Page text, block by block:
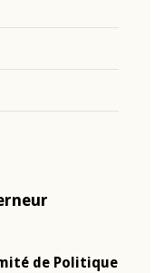
de Politique